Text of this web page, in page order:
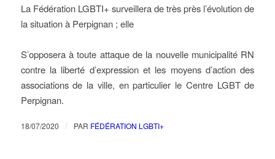
La Fédération LGBTI+ surveillera de très près l’évolution de
la situation à Perpignan ; elle
S’opposera à toute attaque de la nouvelle municipalité RN
contre la liberté d’expression et les moyens d’action des
associations de la ville, en particulier le Centre LGBT de
Perpignan.
18/07/2020 / PAR FÉDÉRATION LGBTI+